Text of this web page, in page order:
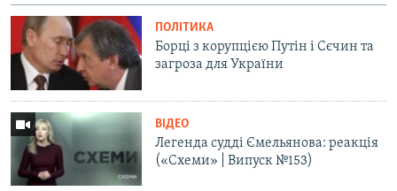
ПОЛІТИКА
Борці з корупцією Путін і Сєчин та
загроза для України
ВІДЕО
Легенда судді Ємельянова: реакція
(«Схеми» | Випуск №153)